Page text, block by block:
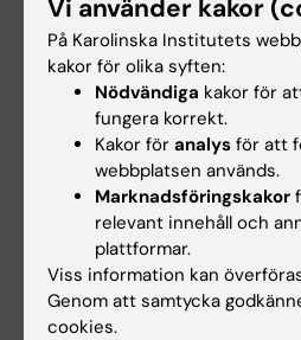
guanylate cyclase and
GMP
”. Jiangning Yang,
Sundqvist, Xiaowei Zheng,
Collado, Yahor
Tengbom, Evanthia
Catrina, Zhichao Zhou,
Takaaki Akaike, Miriam
Eddie Weitzberg, Jon O.
Pernow.Journal of
1 september, 2023, doi:
Vi använder kakor
På Karolinska Institutets
kakor för olika syften:
Nödvändiga kakor för
fungera korrekt.
Kakor för analys för att
webbplatsen används.
Marknadsföringskakor
relevant innehåll och
plattformar.
Viss information kan
Genom att samtycka
cookies.